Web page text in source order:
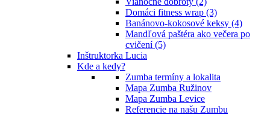
Domáci fitness wrap (3)
Banánovo-kokosové keksy (4)
Mandľová paštéra ako večera po
cvičení (5)
Inštruktorka Lucia
Kde a kedy?
Zumba termíny a lokalita
Mapa Zumba Ružinov
Mapa Zumba Levice
Referencie na našu Zumbu